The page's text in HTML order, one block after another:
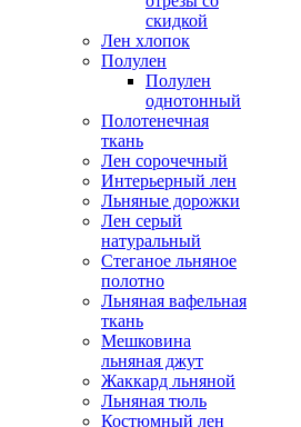
скидкой
Лен хлопок
Полулен
Полулен
однотонный
Полотенечная
ткань
Лен сорочечный
Интерьерный лен
Льняные дорожки
Лен серый
натуральный
Стеганое льняное
полотно
Льняная вафельная
ткань
Мешковина
льняная джут
Жаккард льняной
Льняная тюль
Костюмный лен